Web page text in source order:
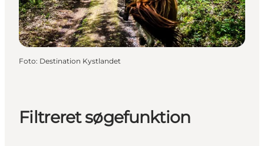
Foto: Destination Kystlandet
Filtreret søgefunktion